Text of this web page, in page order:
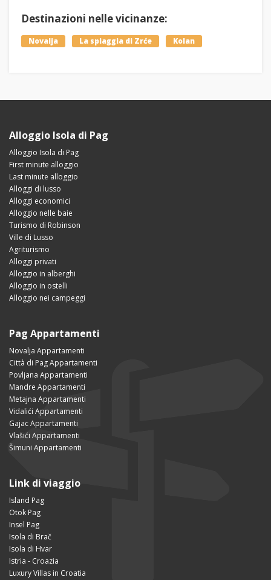
Destinazioni nelle vicinanze:
Novalja La spiaggia di Zrće Kolan
Alloggio Isola di Pag
Alloggio Isola di Pag
First minute alloggio
Last minute alloggio
Alloggi di lusso
Alloggi economici
Alloggio nelle baie
Turismo di Robinson
Ville di Lusso
Agriturismo
Alloggi privati
Alloggio in alberghi
Alloggio in ostelli
Alloggio nei campeggi
Pag Appartamenti
Novalja Appartamenti
Città di Pag Appartamenti
Povljana Appartamenti
Mandre Appartamenti
Metajna Appartamenti
Vidalići Appartamenti
Gajac Appartamenti
Vlašići Appartamenti
Šimuni Appartamenti
Link di viaggio
Island Pag
Otok Pag
Insel Pag
Isola di Brač
Isola di Hvar
Istria - Croazia
Luxury Villas in Croatia